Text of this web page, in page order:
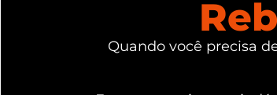
Quando você precisa